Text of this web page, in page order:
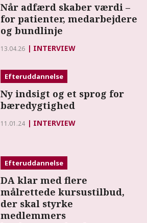
Når adfærd skaber værdi –
for patienter, medarbejdere
og bundlinje
13.04.26 INTERVIEW
Efteruddannelse
Ny indsigt og et sprog for
bæredygtighed
11.01.24 INTERVIEW
Efteruddannelse
DA klar med flere
målrettede kursustilbud,
der skal styrke
medlemmers